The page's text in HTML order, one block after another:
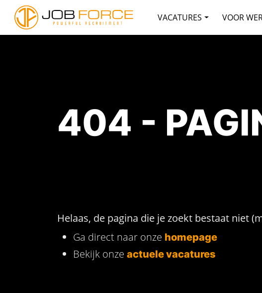
VACATURES VOOR
404 -
Helaas, de pagina die je zoekt bestaat niet
Ga direct naar onze homepage
Bekijk onze actuele vacatures